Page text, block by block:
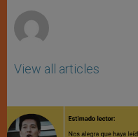
View all articles